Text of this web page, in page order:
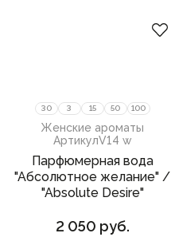
30 3 15 50 100
Женские ароматы
АртикулV14 w
Парфюмерная вода
"Абсолютное желание" /
"Absolute Desire"
2 050 руб.